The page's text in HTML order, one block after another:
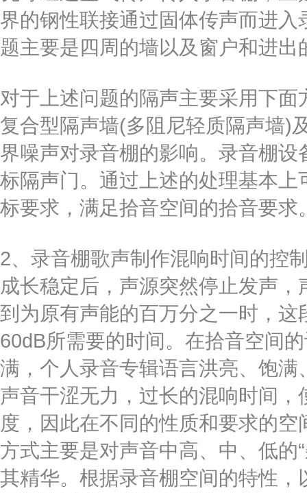
界的钢性联接通过固体传声而进
题主要是四周的墙以及窗户和进出
对于上述问题的隔声主要采用下
复合型隔声墙(多阻尼轻质隔声墙)
界噪声对录音棚的影响。录音棚
标隔声门。通过上述的处理基本
标要求，满足拾音空间的拾音要求
2、录音棚歌声制作混响时间的控
成长稳定后，声源突然停止发声
到为原有声能的百万分之一时，这
60dB所需要的时间。在拾音空间
满，个人录音专辑语言洪亮、饱
声音干涩无力，过长的混响时间
度，因此在不同的性质和要求的空
方式主要是对声音中高、中、低的
其精华。根据录音棚空间的特性